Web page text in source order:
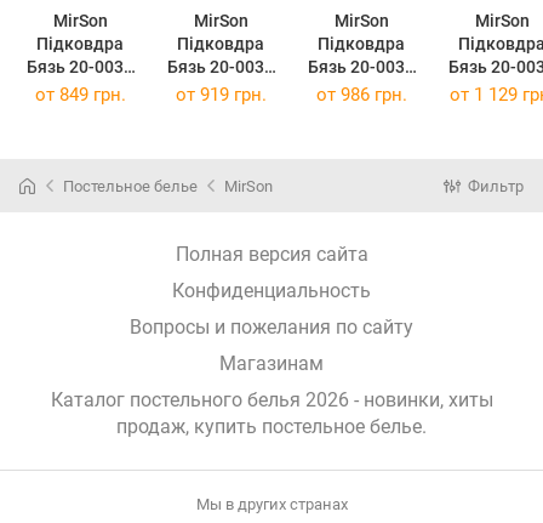
MirSon
Підковдра
Бязь 20-0037
Cute Blue
MirSon
Підковдра
Бязь 20-0037
Cute Blue
MirSon
Підковдра
Бязь 20-0037
Cute Blue
MirSon
Бязь 20-
Cute Blue
от 849 грн. от 919 грн. от 986 грн. от 1 129
Постельное белье MirSon Фильтр
Полная версия сайта
Конфиденциальность
Вопросы и пожелания по сайту
Магазинам
Каталог постельного белья 2026 - новинки, хиты
продаж, купить постельное белье.
Мы в других странах